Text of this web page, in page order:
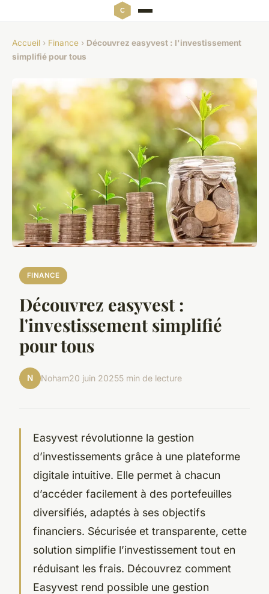
Accueil › Finance › Découvrez easyvest : l'investissement
simplifié pour tous
FINANCE
Découvrez easyvest :
l'investissement simplifié
pour tous
N Noham20 juin 20255 min de lecture
Easyvest révolutionne la gestion
d’investissements grâce à une plateforme
digitale intuitive. Elle permet à chacun
d’accéder facilement à des portefeuilles
diversifiés, adaptés à ses objectifs
financiers. Sécurisée et transparente, cette
solution simplifie l’investissement tout en
réduisant les frais. Découvrez comment
Easyvest rend possible une gestion